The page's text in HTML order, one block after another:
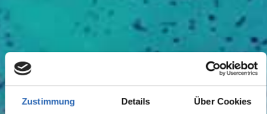
Zustimmung Details Über Cookies